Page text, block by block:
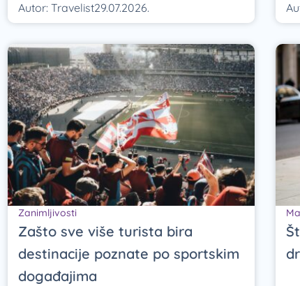
Autor: Travelist29.07.2026.
Zanimljivosti
Zašto sve više turista bira
destinacije poznate po sportskim
događajima